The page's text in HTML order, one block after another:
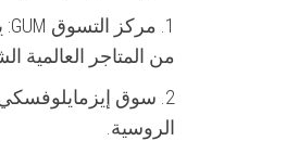
1. مركز التسوق GUM: يعتبر
من المتاجر العالمية
2. سوق
الروسية.